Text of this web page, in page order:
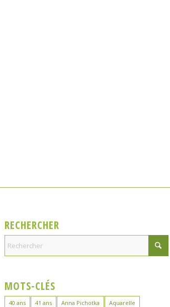
RECHERCHER
MOTS-CLÉS
40 ans 41 ans Anna Pichotka Aquarelle